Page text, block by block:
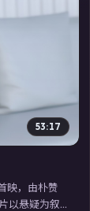
53:17
映，由朴赞
以悬疑为叙